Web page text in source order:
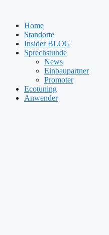
springenHome
Standorte
Insider BLOG
Sprechstunde
News
Einbaupartner
Promoter
Ecotuning
Anwender